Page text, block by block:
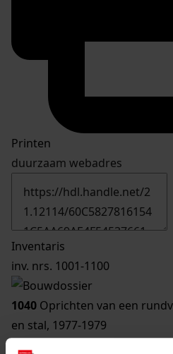
Printen
duurzaam webadres
Inventaris
inv. nrs. 1001-1100
1040 Oprichten van een
en stal, 1977-1979